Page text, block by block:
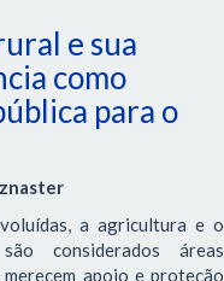
e sua
como
para o
a agricultura e o
considerados áreas
merecem apoio e proteção